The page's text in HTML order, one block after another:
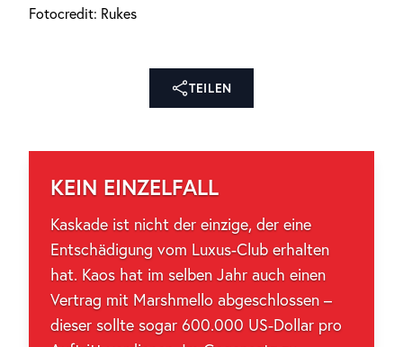
Fotocredit: Rukes
TEILEN
KEIN EINZELFALL
Kaskade ist nicht der einzige, der eine
Entschädigung vom Luxus-Club erhalten
hat. Kaos hat im selben Jahr auch einen
Vertrag mit Marshmello abgeschlossen –
dieser sollte sogar 600.000 US-Dollar pro